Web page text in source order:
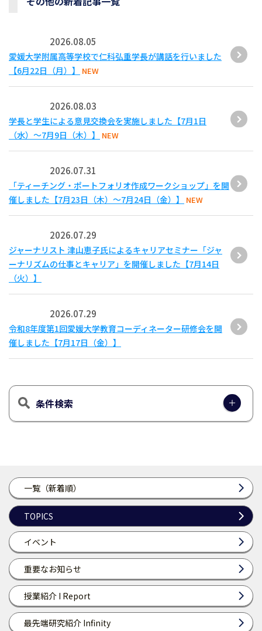
一覧（新着順）
TOPICS
イベント
重要なお知らせ
授業紹介 I Report
最先端研究紹介 Infinity
2026.08.05
愛媛大学附属高等学校で仁科弘重学長が講話を行いました
【6月22日（月）】
NEW
2026.08.03
学長と学生による意見交換会を実施しました【7月1日
（水）～7月9日（木）】
NEW
2026.07.31
「ティーチング・ポートフォリオ作成ワークショップ」を開
催しました【7月23日（木）～7月24日（金）】
NEW
2026.07.29
ジャーナリスト 津山恵子氏によるキャリアセミナー「ジャ
ーナリズムの仕事とキャリア」を開催しました【7月14日
（火）】
2026.07.29
令和8年度第1回愛媛大学教育コーディネーター研修会を開
催しました【7月17日（金）】
条件検索